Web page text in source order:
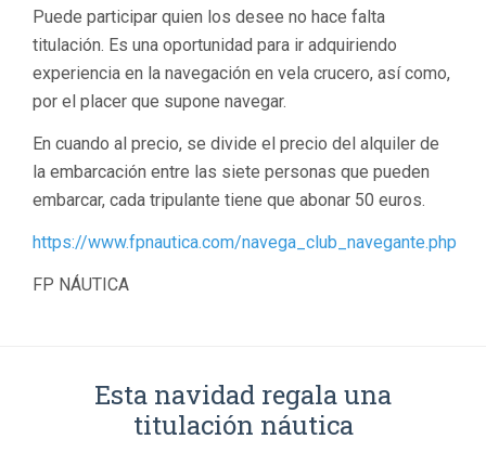
Puede participar quien los desee no hace falta
titulación. Es una oportunidad para ir adquiriendo
experiencia en la navegación en vela crucero, así como,
por el placer que supone navegar.
En cuando al precio, se divide el precio del alquiler de
la embarcación entre las siete personas que pueden
embarcar, cada tripulante tiene que abonar 50 euros.
https://www.fpnautica.com/navega_club_navegante.php
FP NÁUTICA
Esta navidad regala una
titulación náutica